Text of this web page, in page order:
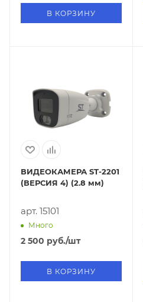
В КОРЗИНУ
ВИДЕОКАМЕРА ST-2201
(ВЕРСИЯ 4) (2.8 мм)
арт. 15101
Много
2 500 руб./шт
В КОРЗИНУ